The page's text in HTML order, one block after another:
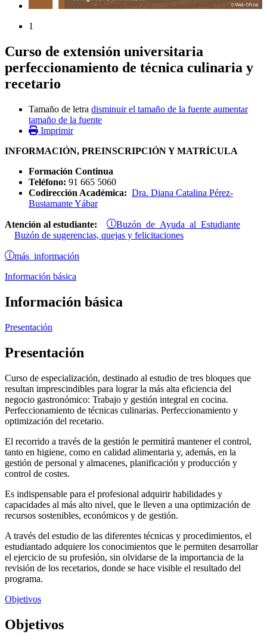
1
Curso de extensión universitaria
perfeccionamiento de técnica culinaria y
recetario
Tamaño de letra disminuir el tamaño de la fuente aumentar
tamaño de la fuente
Imprimir
INFORMACIÓN, PREINSCRIPCIÓN Y MATRÍCULA
Formación Continua
Teléfono: 91 665 5060
Codirección Académica: Dra. Diana Catalina Pérez-
Bustamante Yábar
Atención al estudiante: Buzón de Ayuda al Estudiante
Buzón de sugerencias, quejas y felicitaciones
más información
Información básica
Información básica
Presentación
Presentación
Curso de especialización, destinado al estudio de tres bloques que
resultan imprescindibles para lograr la más alta eficiencia del
negocio gastronómico: Trabajo y gestión integral en cocina.
Perfeccionamiento de técnicas culinarias. Perfeccionamiento y
optimización del recetario.
El recorrido a través de la gestión le permitirá mantener el control,
tanto en higiene, como en calidad alimentaria y, además, en la
gestión de personal y almacenes, planificación y producción y
control de costes.
Es indispensable para el profesional adquirir habilidades y
capacidades al más alto nivel, que le lleven a una optimización de
recursos sostenibles, económicos y de gestión.
A través del estudio de las diferentes técnicas y procedimientos, el
estudiantado adquiere los conocimientos que le permiten desarrollar
el ejercicio de su profesión, sin olvidarse de la importancia de la
revisión de los recetarios, donde se hace visible el resultado del
programa.
Objetivos
Objetivos